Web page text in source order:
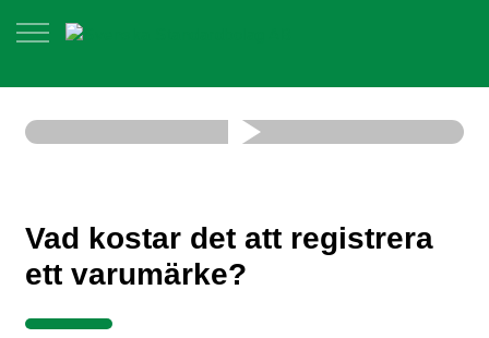
Vad kostar det att registrera
ett varumärke?